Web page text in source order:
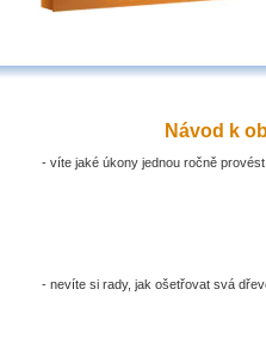
Návod k
- víte jaké úkony jednou ročně
- nevíte si rady, jak ošetřovat svá